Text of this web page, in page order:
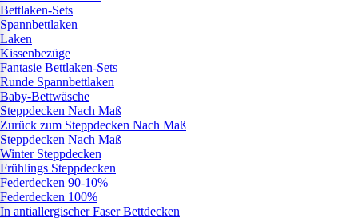
Bettlaken-Sets
Spannbettlaken
Laken
Kissenbezüge
Fantasie Bettlaken-Sets
Runde Spannbettlaken
Baby-Bettwäsche
Steppdecken Nach Maß
Zurück zum Steppdecken Nach Maß
Steppdecken Nach Maß
Winter Steppdecken
Frühlings Steppdecken
Federdecken 90-10%
Federdecken 100%
In antiallergischer Faser Bettdecken